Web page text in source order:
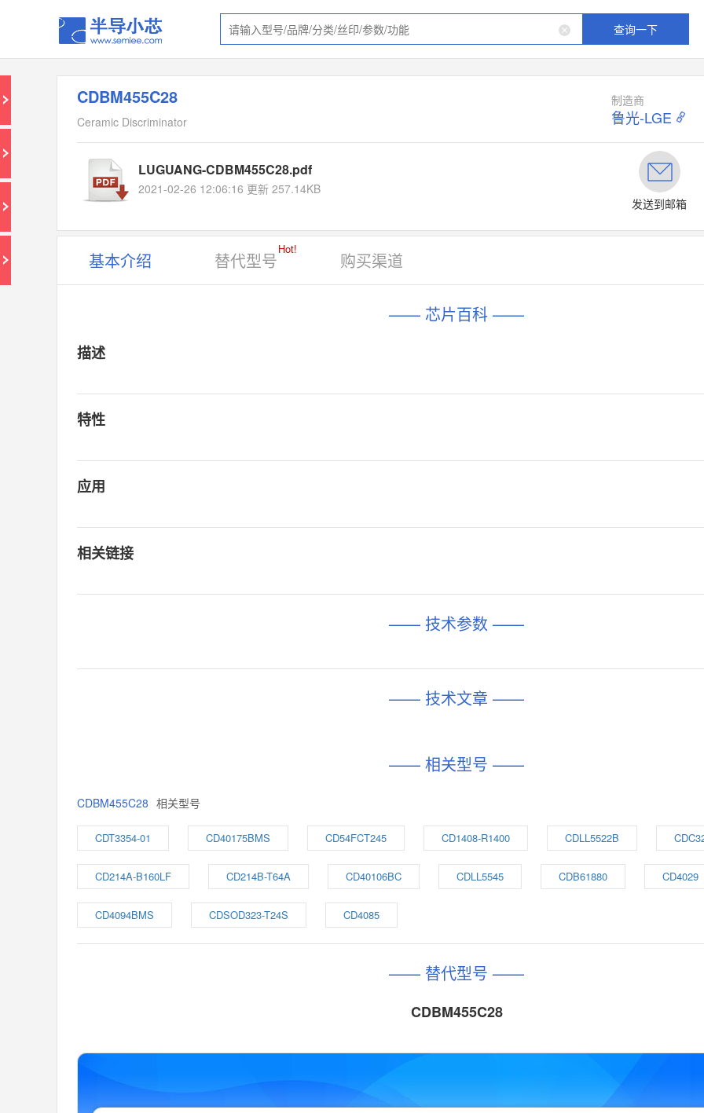
查询一下
CDBM455C28
Ceramic Discriminator
制造商
鲁光-LGE
LUGUANG-CDBM455C28.pdf
2021-02-26 12:06:16 更新 257.14KB
发送到邮箱
基本介绍 替代型号
Hot!
购买渠道
—— 芯片百科 ——
描述
特性
应用
相关链接
—— 技术参数 ——
—— 技术文章 ——
—— 相关型号 ——
CDBM455C28 相关型号
CDT3354-01 CD40175BMS CD54FCT245 CD1408-R1400 CDLL5522B
CD214A-B160LF CD214B-T64A CD40106BC CDLL5545 CDB61880 CD4029
CD4094BMS CDSOD323-T24S CD4085
—— 替代型号 ——
CDBM455C28